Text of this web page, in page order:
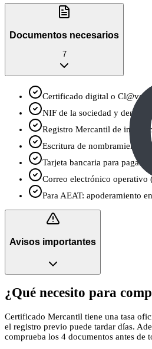
Documentos necesarios
7
Certificado digital o Cl@ve
NIF de la sociedad y
Registro Mercantil de
Escritura de nombramiento
Tarjeta bancaria para pagar
Correo electrónico
Para AEAT: apoderamiento
Avisos importantes
¿Qué necesito para
Certificado Mercantil tiene una tasa
el registro previo puede tardar días.
comprueba los 4 documentos antes de